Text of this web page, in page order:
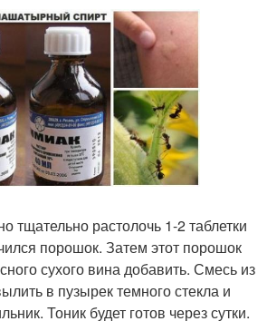
тщательно растолочь 1-2 таблетки
порошок. Затем этот порошок
сухого вина добавить. Смесь из
в пузырек темного стекла и
Тоник будет готов через сутки.